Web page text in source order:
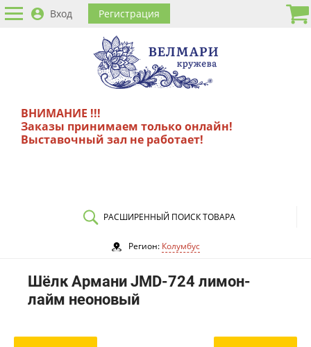
Вход Регистрация
ВНИМАНИЕ !!!
Заказы принимаем только онлайн!
Выставочный зал не работает!
РАСШИРЕННЫЙ ПОИСК ТОВАРА
Регион: Колумбус
Шёлк Армани JMD-724 лимон-
лайм неоновый